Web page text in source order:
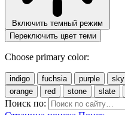
Включить темный режим
Переключить цвет теми
Choose primary color:
indigo fuchsia purple sky
orange
red stone slate
Поиск по: